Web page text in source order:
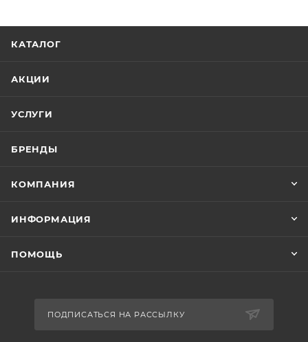
КАТАЛОГ
АКЦИИ
УСЛУГИ
БРЕНДЫ
КОМПАНИЯ
ИНФОРМАЦИЯ
ПОМОЩЬ
ПОДПИСАТЬСЯ НА РАССЫЛКУ